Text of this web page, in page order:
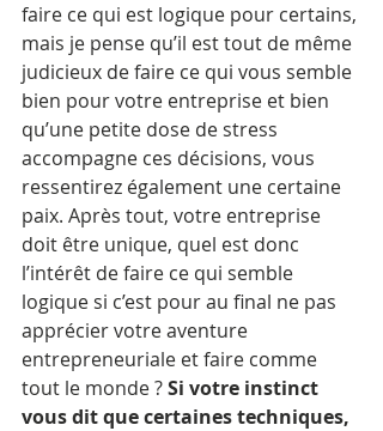
faire ce qui est logique pour certains,
mais je pense qu’il est tout de même
judicieux de faire ce qui vous semble
bien pour votre entreprise et bien
qu’une petite dose de stress
accompagne ces décisions, vous
ressentirez également une certaine
paix. Après tout, votre entreprise
doit être unique, quel est donc
l’intérêt de faire ce qui semble
logique si c’est pour au final ne pas
apprécier votre aventure
entrepreneuriale et faire comme
tout le monde ? Si votre instinct
vous dit que certaines techniques,